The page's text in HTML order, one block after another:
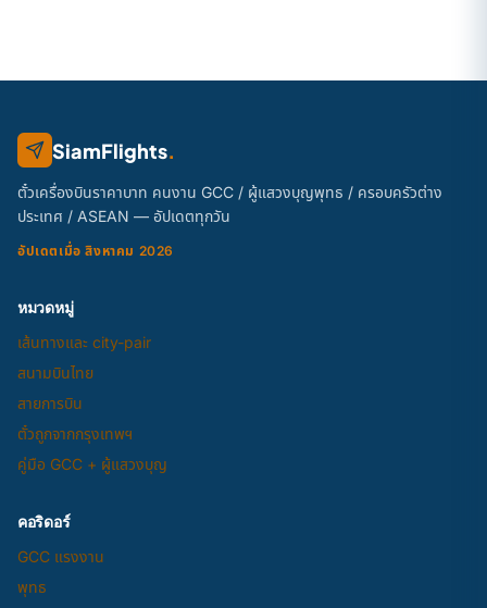
SiamFlights.
ตั๋วเครื่องบินราคาบาท คนงาน GCC / ผู้แสวงบุญพุทธ / ครอบครัวต่าง
ประเทศ / ASEAN — อัปเดตทุกวัน
อัปเดตเมื่อ สิงหาคม 2026
หมวดหมู่
เส้นทางและ city-pair
สนามบินไทย
สายการบิน
ตั๋วถูกจากกรุงเทพฯ
คู่มือ GCC + ผู้แสวงบุญ
คอริดอร์
GCC แรงงาน
พุทธ